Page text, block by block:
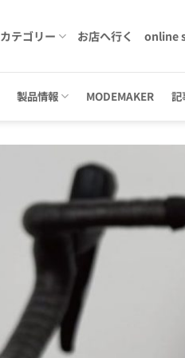
カテゴリー お店へ行く online
製品情報 MODEMAKER 記